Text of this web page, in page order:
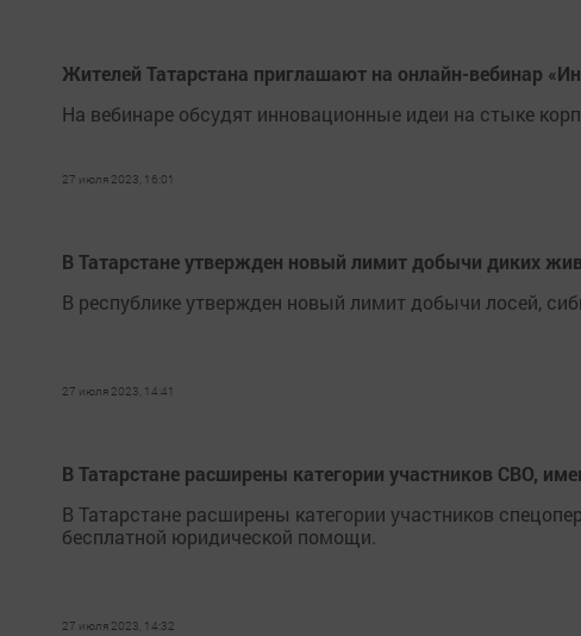
Жителей Татарстана приглашают на онлайн-вебинар
На вебинаре обсудят инновационные идеи на стыке
27 июля 2023, 16:01
В Татарстане утвержден новый лимит добычи диких
В республике утвержден новый лимит добычи лосей,
27 июля 2023, 14:41
В Татарстане расширены категории участников СВО,
В Татарстане расширены категории участников
бесплатной юридической помощи.
27 июля 2023, 14:32